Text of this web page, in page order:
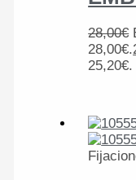
28,00€
28,00€.
25,20€.